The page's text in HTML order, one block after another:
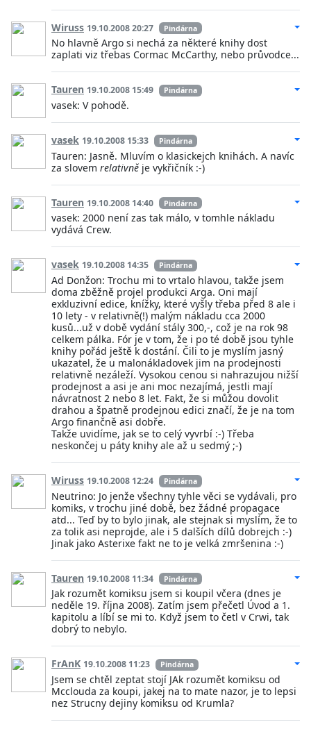
Wiruss 19.10.2008 20:27 Pindárna
No hlavně Argo si nechá za některé knihy dost
zaplati viz třebas Cormac McCarthy, nebo průvodce...
Tauren 19.10.2008 15:49 Pindárna
vasek: V pohodě.
vasek 19.10.2008 15:33 Pindárna
Tauren: Jasně. Mluvím o klasickejch knihách. A navíc
za slovem relativně je vykřičník :-)
Tauren 19.10.2008 14:40 Pindárna
vasek: 2000 není zas tak málo, v tomhle nákladu
vydává Crew.
vasek 19.10.2008 14:35 Pindárna
Ad Donžon: Trochu mi to vrtalo hlavou, takže jsem
doma zběžně projel produkci Arga. Oni mají
exkluzivní edice, knížky, které vyšly třeba před 8 ale i
10 lety - v relativně(!) malým nákladu cca 2000
kusů...už v době vydání stály 300,-, což je na rok 98
celkem pálka. Fór je v tom, že i po té době jsou tyhle
knihy pořád ještě k dostání. Čili to je myslím jasný
ukazatel, že u malonákladovek jim na prodejnosti
relativně nezáleží. Vysokou cenou si nahrazujou nižší
prodejnost a asi je ani moc nezajímá, jestli mají
návratnost 2 nebo 8 let. Fakt, že si můžou dovolit
drahou a špatně prodejnou edici značí, že je na tom
Argo finančně asi dobře.
Takže uvidíme, jak se to celý vyvrbí :-) Třeba
neskončej u páty knihy ale až u sedmý ;-)
Wiruss 19.10.2008 12:24 Pindárna
Neutrino: Jo jenže všechny tyhle věci se vydávali, pro
komiks, v trochu jiné době, bez žádné propagace
atd... Teď by to bylo jinak, ale stejnak si myslím, že to
za tolik asi neprojde, ale i 5 dalších dílů dobrejch :-)
Jinak jako Asterixe fakt ne to je velká zmršenina :-)
Tauren 19.10.2008 11:34 Pindárna
Jak rozumět komiksu jsem si koupil včera (dnes je
neděle 19. října 2008). Zatím jsem přečetl Úvod a 1.
kapitolu a líbí se mi to. Když jsem to četl v Crwi, tak
dobrý to nebylo.
FrAnK 19.10.2008 11:23 Pindárna
Jsem se chtěl zeptat stojí JAk rozumět komiksu od
Mcclouda za koupi, jakej na to mate nazor, je to lepsi
nez Strucny dejiny komiksu od Krumla?